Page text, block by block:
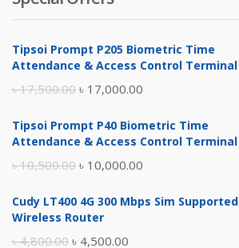
Tipsoi Prompt P205 Biometric Time
Attendance & Access Control Terminal
৳17,500.00 Original
was:
৳ 17,000.00
is:
Tipsoi Prompt P40 Biometric Time
Attendance & Access Control Terminal
৳10,500.00 Original
was:
৳ 10,000.00
is:
Cudy LT400 4G 300 Mbps Sim Supported
Wireless Router
৳4,800.00 Original
৳ 4,500.00